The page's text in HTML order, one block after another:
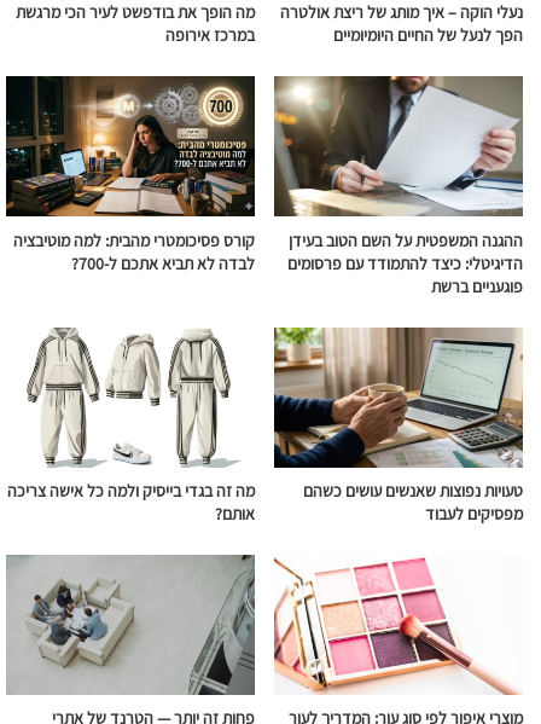
נעלי הוקה – איך מותג של ריצת אולטרה
הפך לנעל של החיים היומיומיים
מה הופך את בודפשט לעיר הכי מרגשת
במרכז אירופה
ההגנה המשפטית על השם הטוב בעידן
הדיגיטלי: כיצד להתמודד עם פרסומים
פוגעניים ברשת
קורס פסיכומטרי מהבית: למה מוטיבציה
לבדה לא תביא אתכם ל-700?
טעויות נפוצות שאנשים עושים כשהם
מפסיקים לעבוד
מה זה בגדי בייסיק ולמה כל אישה צריכה
אותם?
מוצרי איפור לפי סוג עור: המדריך לעור
פחות זה יותר — הטרנד של אתרי